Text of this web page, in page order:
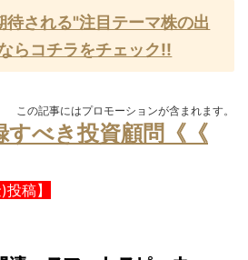
待される"注目テーマ株の出
らコチラをチェック!!
この記事にはプロモーションが含まれます。
すべき投資顧問《《
稿】